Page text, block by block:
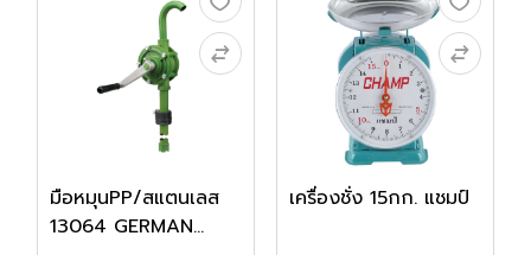
มือหมุนPP/สแตนเลส
13064 GERMAN
เครื่องชั่ง 15กก. แชมป์